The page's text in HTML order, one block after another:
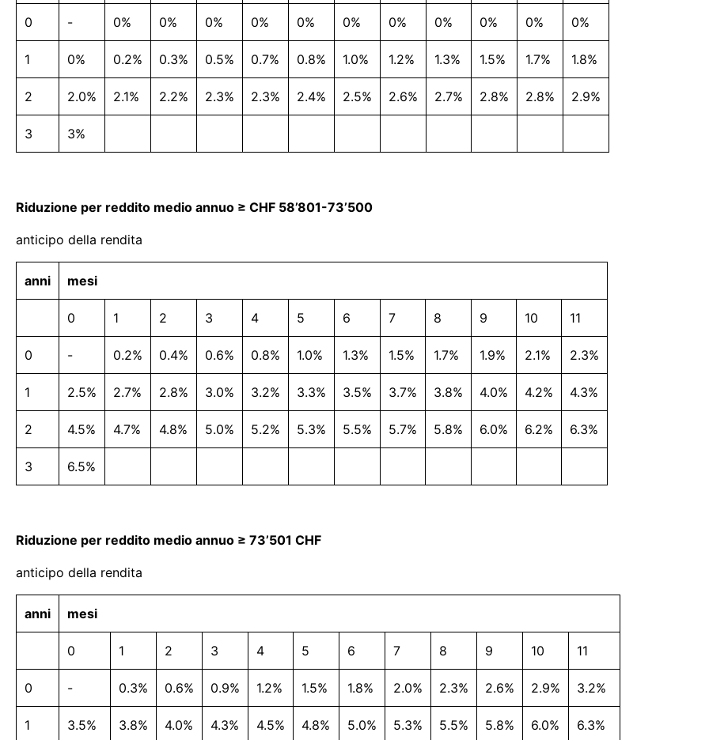
0 - 0% 0% 0% 0% 0% 0% 0% 0% 0% 0% 0%
1 0% 0.2% 0.3% 0.5% 0.7% 0.8% 1.0% 1.2% 1.3% 1.5% 1.7% 1.8%
2 2.0% 2.1% 2.2% 2.3% 2.3% 2.4% 2.5% 2.6% 2.7% 2.8% 2.8% 2.9%
3 3%
Riduzione per reddito medio annuo ≥ CHF 58’801-73’500
anticipo della rendita
anni mesi
0 1 2 3 4 5 6 7 8 9 10 11
0 - 0.2% 0.4% 0.6% 0.8% 1.0% 1.3% 1.5% 1.7% 1.9% 2.1% 2.3%
1 2.5% 2.7% 2.8% 3.0% 3.2% 3.3% 3.5% 3.7% 3.8% 4.0% 4.2% 4.3%
2 4.5% 4.7% 4.8% 5.0% 5.2% 5.3% 5.5% 5.7% 5.8% 6.0% 6.2% 6.3%
3 6.5%
Riduzione per reddito medio annuo ≥ 73’501 CHF
anticipo della rendita
anni mesi
0 1 2 3 4 5 6 7 8 9 10 11
0 - 0.3% 0.6% 0.9% 1.2% 1.5% 1.8% 2.0% 2.3% 2.6% 2.9% 3.2%
1 3.5% 3.8% 4.0% 4.3% 4.5% 4.8% 5.0% 5.3% 5.5% 5.8% 6.0% 6.3%